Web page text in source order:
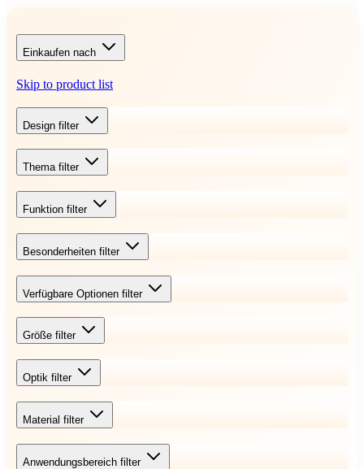
Einkaufen nach
Skip to product list
Design filter
Thema filter
Funktion filter
Besonderheiten filter
Verfügbare Optionen filter
Größe filter
Optik filter
Material filter
Anwendungsbereich filter